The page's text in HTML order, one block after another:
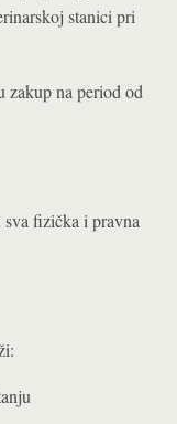
stanici pri
zakup na period od
sva fizička i pravna